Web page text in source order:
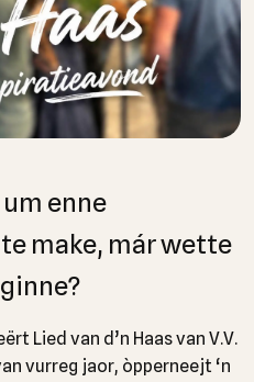
enne
make, már wette
Lied van d’n Haas van V.V.
vurreg jaor, òpperneejt ‘n